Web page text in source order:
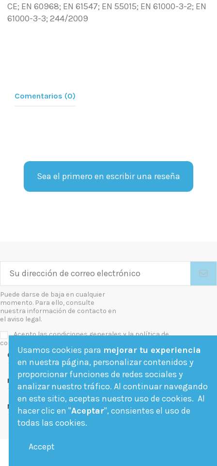
CE; EN 60968; EN 61547; EN 55015; EN 61000-3-2; EN
61000-3-3; 244/2009
Comentarios (0)
Sea el primero en escribir una reseña
Puede darse de baja en cualquier
momento. Para ello, consulte
nuestra información de contacto en
el aviso legal.
Acepto las condiciones generales y la política de
confidencialidad
Contact us
Follow us
Newsletter
Usamos cookies para mejorar tu experiencia
en nuestra página, personalizar contenidos y
proporcionar funciones de redes sociales y
analizar nuestro tráfico. Al continuar navegando
en este sitio, aceptas nuestro uso de cookies. Al
hacer clic en "Aceptar", consientes el uso de
todas las cookies.
Accept